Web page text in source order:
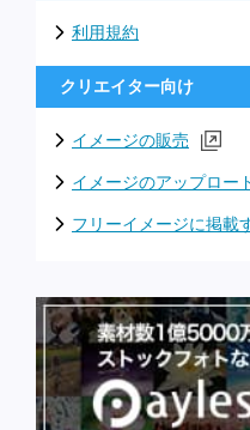
利用規約
クリエイター向け
イメージの販売
イメージのアップロー
フリーイメージに掲載